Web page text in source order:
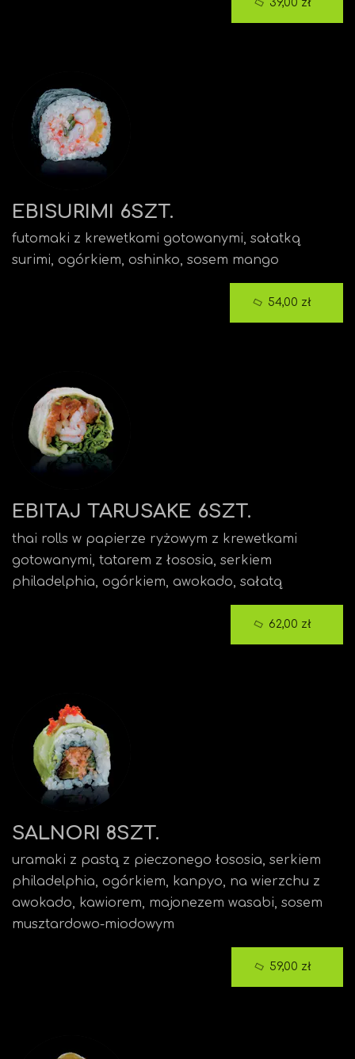
EBISURIMI 6SZT.
futomaki z krewetkami gotowanymi, sałatką
surimi, ogórkiem, oshinko, sosem mango
EBITAJ TARUSAKE 6SZT.
thai rolls w papierze ryżowym z krewetkami
gotowanymi, tatarem z łososia, serkiem
philadelphia, ogórkiem, awokado, sałatą
SALNORI 8SZT.
uramaki z pastą z pieczonego łososia, serkiem
philadelphia, ogórkiem, kanpyo, na wierzchu z
awokado, kawiorem, majonezem wasabi, sosem
musztardowo-miodowym